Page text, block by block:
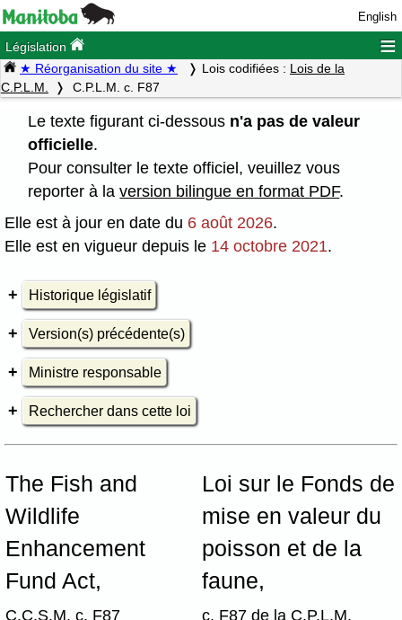
English
Législation ≡
★ Réorganisation du site ★ Lois codifiées : Lois de la
C.P.L.M.
C.P.L.M. c. F87
Le texte figurant ci-dessous n'a pas de valeur
officielle.
Pour consulter le texte officiel, veuillez vous
reporter à laversion bilingue en format PDF.
Elle est à jour en date du 6 août 2026.
Elle est en vigueur depuis le 14 octobre 2021.
Historique législatif
Version(s) précédente(s)
Ministre responsable
Rechercher dans cette loi
The Fish and
Wildlife
Enhancement
Fund Act,
C.C.S.M. c. F87
Loi sur le Fonds de
mise en valeur du
poisson et de la
faune,
c. F87 de la C.P.L.M.